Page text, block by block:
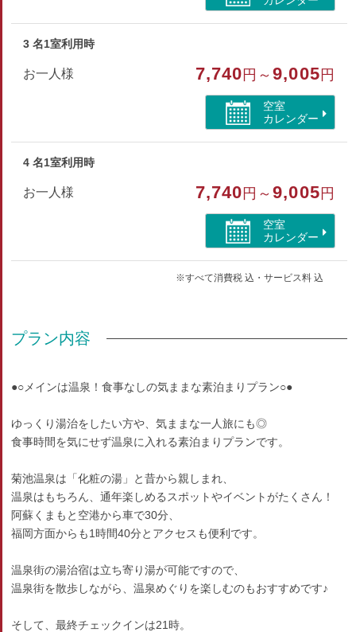
3 名1室利用時
お一人様 7,740 円～9,005 円
空室
カレンダー
4 名1室利用時
お一人様 7,740 円～9,005 円
空室
カレンダー
※すべて消費税 込・サービス料 込
プラン内容
●○メインは温泉！食事なしの気ままな素泊まりプラン○●
ゆっくり湯治をしたい方や、気ままな一人旅にも◎
食事時間を気にせず温泉に入れる素泊まりプランです。
菊池温泉は「化粧の湯」と昔から親しまれ、
温泉はもちろん、通年楽しめるスポットやイベントがたくさん！
阿蘇くまもと空港から車で30分、
福岡方面からも1時間40分とアクセスも便利です。
温泉街の湯治宿は立ち寄り湯が可能ですので、
温泉街を散歩しながら、温泉めぐりを楽しむのもおすすめです♪
そして、最終チェックインは21時。